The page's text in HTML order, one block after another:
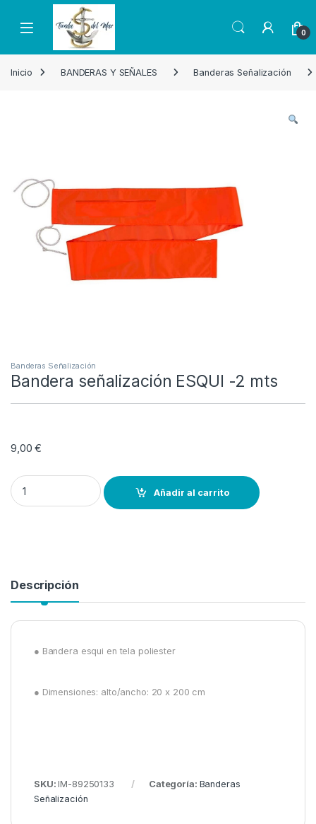
Skip to navigation
Skip to content
Open 0
Inicio BANDERAS Y SEÑALES Banderas Señalización
Banderas Señalización
Bandera señalización ESQUI -2 mts
9,00€
Bandera señalización ESQUI -2 mts quantity
Añadir al carrito
Descripción
● Bandera esqui en tela poliester
● Dimensiones: alto/ancho: 20 x 200 cm
SKU:IM-89250133 Categoría: Banderas
Señalización